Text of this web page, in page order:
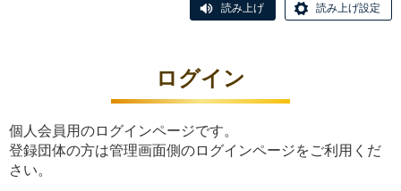
読み上げ 読み上げ設定
ログイン
個人会員用のログインページです。
登録団体の方は管理画面側のログインページをご利用くだ
さい。